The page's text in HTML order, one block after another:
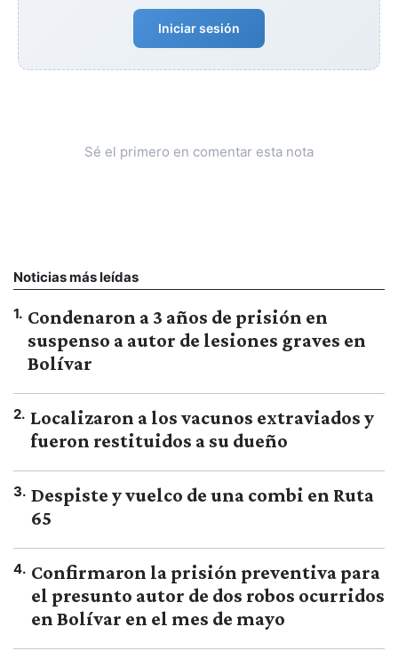
Iniciar sesión
Sé el primero en comentar esta nota
Noticias más leídas
1. Condenaron a 3 años de prisión en
suspenso a autor de lesiones graves en
Bolívar
2. Localizaron a los vacunos extraviados y
fueron restituidos a su dueño
3. Despiste y vuelco de una combi en Ruta
65
4. Confirmaron la prisión preventiva para
el presunto autor de dos robos ocurridos
en Bolívar en el mes de mayo